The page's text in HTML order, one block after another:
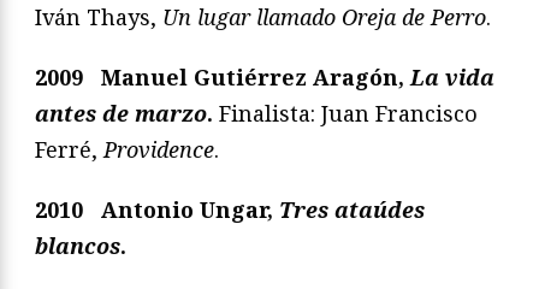
Iván Thays, Un lugar llamado Oreja de Perro.
2009 Manuel Gutiérrez Aragón, La vida
antes de marzo. Finalista: Juan Francisco
Ferré, Providence.
2010 Antonio Ungar, Tres ataúdes
blancos.